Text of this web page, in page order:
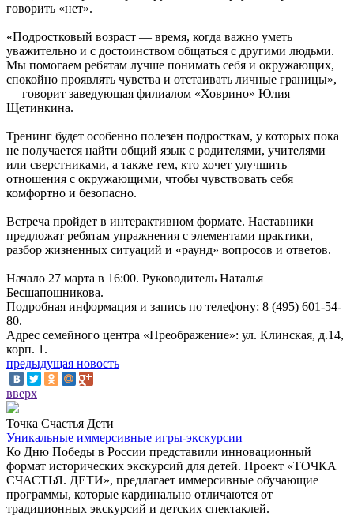
говорить «нет».
«Подростковый возраст — время, когда важно уметь
уважительно и с достоинством общаться с другими людьми.
Мы помогаем ребятам лучше понимать себя и окружающих,
спокойно проявлять чувства и отстаивать личные границы»,
— говорит заведующая филиалом «Ховрино» Юлия
Щетинкина.
Тренинг будет особенно полезен подросткам, у которых пока
не получается найти общий язык с родителями, учителями
или сверстниками, а также тем, кто хочет улучшить
отношения с окружающими, чтобы чувствовать себя
комфортно и безопасно.
Встреча пройдет в интерактивном формате. Наставники
предложат ребятам упражнения с элементами практики,
разбор жизненных ситуаций и «раунд» вопросов и ответов.
Начало 27 марта в 16:00. Руководитель Наталья
Бесшапошникова.
Подробная информация и запись по телефону: 8 (495) 601-54-
80.
Адрес семейного центра «Преображение»: ул. Клинская, д.14,
корп. 1.
предыдущая новость
вверх
Точка Счастья Дети
Уникальные иммерсивные игры-экскурсии
Ко Дню Победы в России представили инновационный
формат исторических экскурсий для детей. Проект «ТОЧКА
СЧАСТЬЯ. ДЕТИ», предлагает иммерсивные обучающие
программы, которые кардинально отличаются от
традиционных экскурсий и детских спектаклей.